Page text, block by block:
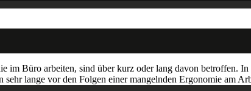
im Büro arbeiten, sind über kurz oder lang davon betroffen.
sehr lange vor den Folgen einer mangelnden Ergonomie am